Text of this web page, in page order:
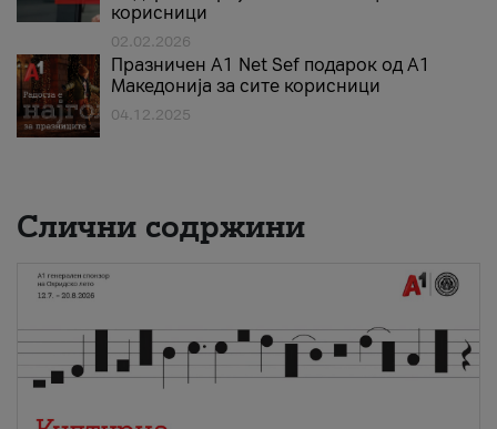
корисници
02.02.2026
Празничен A1 Net Sеf подарок од А1
Македонија за сите корисници
04.12.2025
Слични содржини